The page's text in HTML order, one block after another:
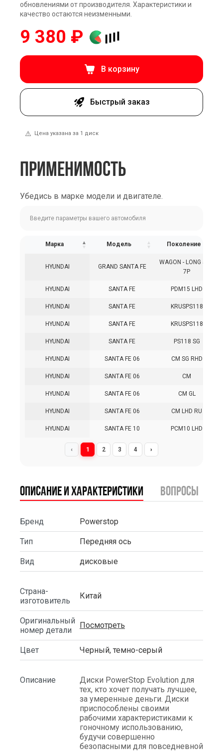
обновлениями от производителя. Характеристики и
качество остаются неизменными.
9 380 ₽
В корзину
Быстрый заказ
⚠️ Цена указана за 1 диск
ПРИМЕНИМОСТЬ
Убедись в марке модели и двигателе.
Марка Модель Поколение
HYUNDAI GRAND SANTA FE
WAGON - LONG 5DR
7P
HYUNDAI SANTA FE PDM15 LHD
HYUNDAI SANTA FE KRUSPS118
HYUNDAI SANTA FE KRUSPS118
HYUNDAI SANTA FE PS118 SG
HYUNDAI SANTA FE 06 CM SG RHD
HYUNDAI SANTA FE 06 CM
HYUNDAI SANTA FE 06 CM GL
HYUNDAI SANTA FE 06 CM LHD RU
HYUNDAI SANTA FE 10 PCM10 LHD
‹ 1 2 3 4 ›
Описание и характеристики вопросы
Бренд Powerstop
Тип Передняя ось
Вид дисковые
Страна-
изготовитель
Китай
Оригинальный
номер детали
Посмотреть
Цвет Черный, темно-серый
Описание
Диски PowerStop Evolution для
тех, кто хочет получать лучшее,
за умеренные деньги. Диски
приспособлены своими
рабочими характеристиками к
гоночному использованию,
будучи совершенно
безопасными для повседневной